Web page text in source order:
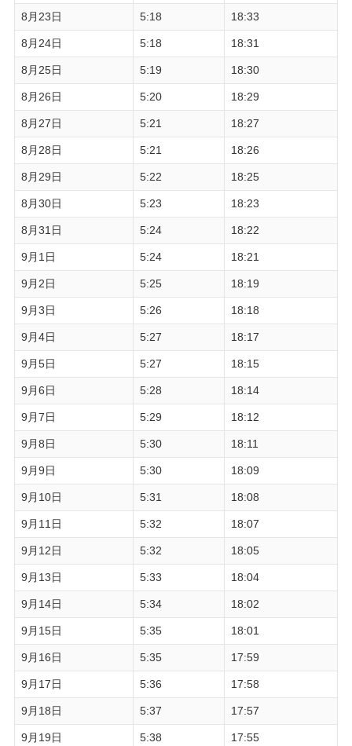
8月23日 5:18 18:33
8月24日 5:18 18:31
8月25日 5:19 18:30
8月26日 5:20 18:29
8月27日 5:21 18:27
8月28日 5:21 18:26
8月29日 5:22 18:25
8月30日 5:23 18:23
8月31日 5:24 18:22
9月1日 5:24 18:21
9月2日 5:25 18:19
9月3日 5:26 18:18
9月4日 5:27 18:17
9月5日 5:27 18:15
9月6日 5:28 18:14
9月7日 5:29 18:12
9月8日 5:30 18:11
9月9日 5:30 18:09
9月10日 5:31 18:08
9月11日 5:32 18:07
9月12日 5:32 18:05
9月13日 5:33 18:04
9月14日 5:34 18:02
9月15日 5:35 18:01
9月16日 5:35 17:59
9月17日 5:36 17:58
9月18日 5:37 17:57
9月19日 5:38 17:55